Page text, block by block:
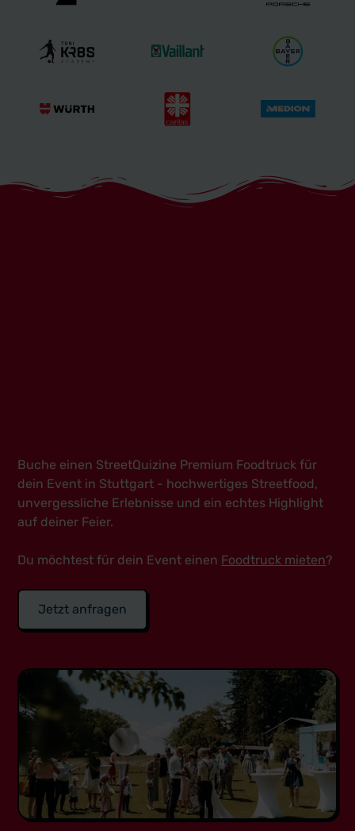
Buche einen StreetQuizine Premium Foodtruck für
dein Event in Stuttgart - hochwertiges Streetfood,
unvergessliche Erlebnisse und ein echtes Highlight
auf deiner Feier.
Du möchtest für dein Event einen Foodtruck mieten?
Jetzt anfragen